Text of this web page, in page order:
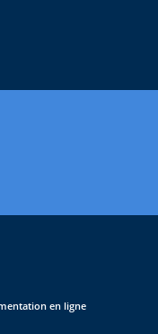
en ligne